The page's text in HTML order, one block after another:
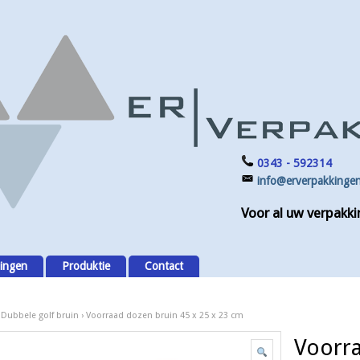
0343 - 592314
Voor al uw
Produktie Contact
Dubbele golf bruin › Voorraad dozen bruin 45 x 25 x 23 cm